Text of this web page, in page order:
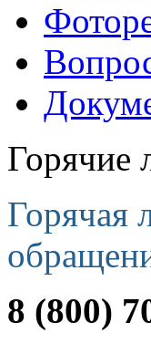
Горячие
Горячая
8 (800)